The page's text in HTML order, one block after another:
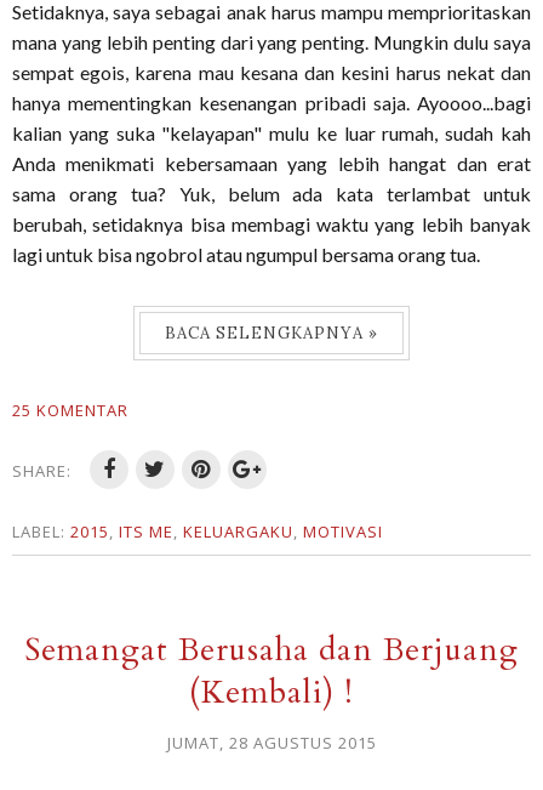
Setidaknya, saya sebagai anak harus mampu memprioritaskan
mana yang lebih penting dari yang penting. Mungkin dulu saya
sempat egois, karena mau kesana dan kesini harus nekat dan
hanya mementingkan kesenangan pribadi saja. Ayoooo...bagi
kalian yang suka "kelayapan" mulu ke luar rumah, sudah kah
Anda menikmati kebersamaan yang lebih hangat dan erat
sama orang tua? Yuk, belum ada kata terlambat untuk
berubah, setidaknya bisa membagi waktu yang lebih banyak
lagi untuk bisa ngobrol atau ngumpul bersama orang tua.
BACA SELENGKAPNYA »
25 KOMENTAR
SHARE:
LABEL: 2015, ITS ME, KELUARGAKU, MOTIVASI
Semangat Berusaha dan Berjuang
(Kembali) !
JUMAT, 28 AGUSTUS 2015